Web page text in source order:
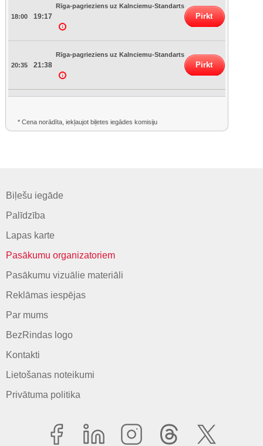
18:00 19:17
Rīga-pagrieziens uz Kalnciemu-Standarts
Pirkt
20:35 21:38
Rīga-pagrieziens uz Kalnciemu-Standarts
Pirkt
* Cena norādīta, iekļaujot biļetes iegādes komisiju
Biļešu iegāde
Palīdzība
Lapas karte
Pasākumu organizatoriem
Pasākumu vizuālie materiāli
Reklāmas iespējas
Par mums
BezRindas logo
Kontakti
Lietošanas noteikumi
Privātuma politika